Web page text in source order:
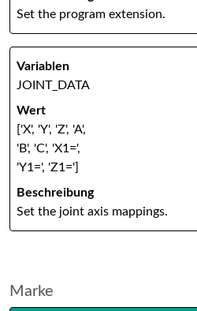
Set the program extension.
JOINT_DATA
['X', 'Y', 'Z', 'A',
'B', 'C', 'X1=',
'Y1=', 'Z1=']
Set the joint axis mappings.
Marke